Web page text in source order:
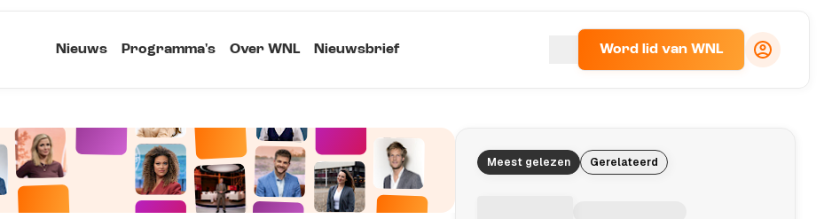
Nieuws Programma's Over WNL Nieuwsbrief Word lid van WNL
Meest gelezen Gerelateerd